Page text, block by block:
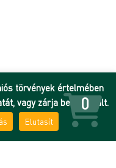
törvények értelmében
vagy zárja be az oldalt.
Elutasít
0